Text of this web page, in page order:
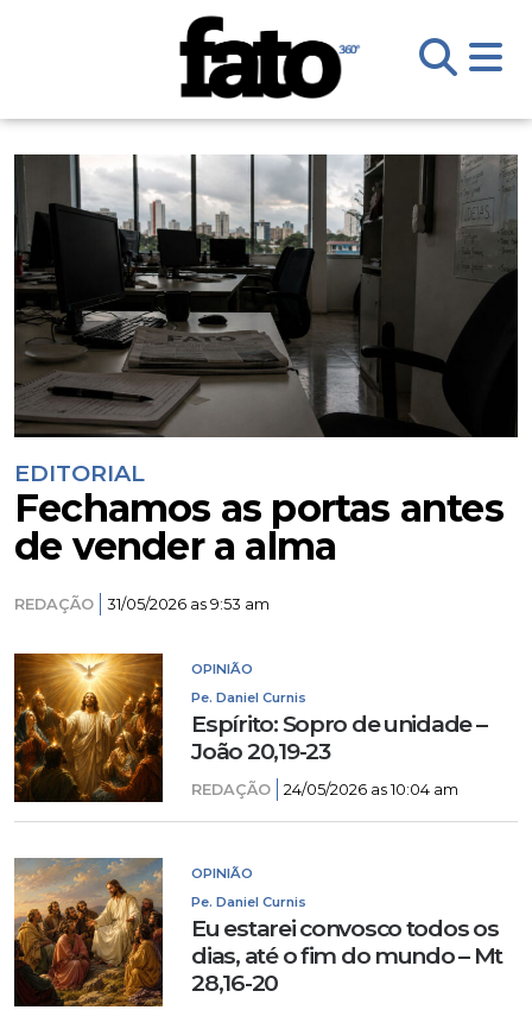
EDITORIAL
Fechamos as portas antes
de vender a alma
REDAÇÃO 31/05/2026 as 9:53 am
OPINIÃO
Pe. Daniel Curnis
Espírito: Sopro de unidade –
João 20,19-23
REDAÇÃO 24/05/2026 as 10:04 am
OPINIÃO
Pe. Daniel Curnis
Eu estarei convosco todos os
dias, até o fim do mundo – Mt
28,16-20